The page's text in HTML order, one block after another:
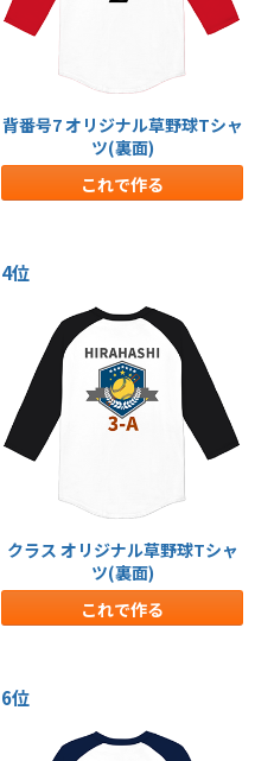
背番号7 オリジナル草野球Tシャ
ツ(裏面)
これで作る
4位
クラス オリジナル草野球Tシャ
ツ(裏面)
これで作る
6位